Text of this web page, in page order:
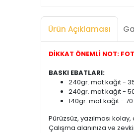
Ürün Açıklaması
DİKKAT ÖNEMLİ NOT:
BASKI EBATLARI:
240gr. mat kağıt -
240gr. mat kağıt -
140gr. mat kağıt - 70
Pürüzsüz, yazılması
Çalışma alanınıza ve